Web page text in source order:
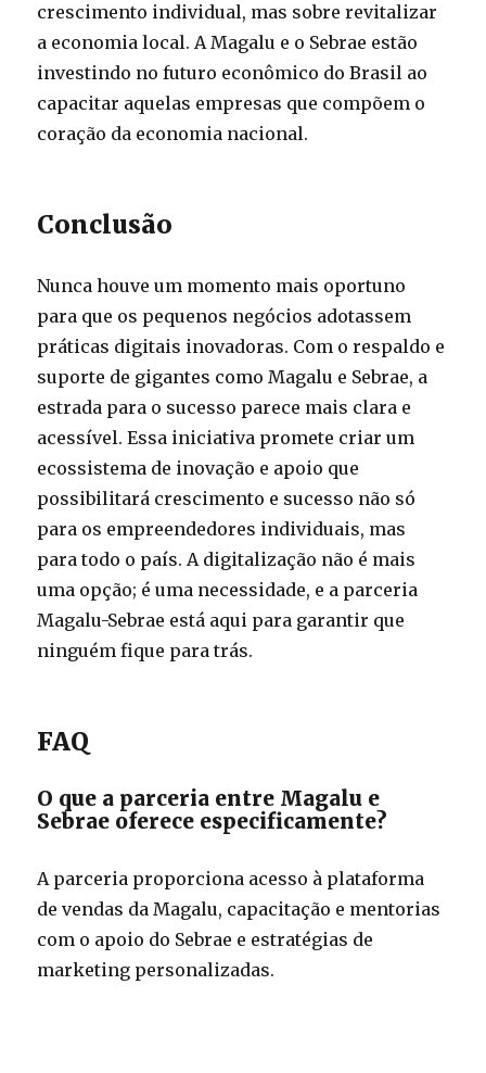
crescimento individual, mas sobre revitalizar
a economia local. A Magalu e o Sebrae estão
investindo no futuro econômico do Brasil ao
capacitar aquelas empresas que compõem o
coração da economia nacional.
Conclusão
Nunca houve um momento mais oportuno
para que os pequenos negócios adotassem
práticas digitais inovadoras. Com o respaldo e
suporte de gigantes como Magalu e Sebrae, a
estrada para o sucesso parece mais clara e
acessível. Essa iniciativa promete criar um
ecossistema de inovação e apoio que
possibilitará crescimento e sucesso não só
para os empreendedores individuais, mas
para todo o país. A digitalização não é mais
uma opção; é uma necessidade, e a parceria
Magalu-Sebrae está aqui para garantir que
ninguém fique para trás.
FAQ
O que a parceria entre Magalu e
Sebrae oferece especificamente?
A parceria proporciona acesso à plataforma
de vendas da Magalu, capacitação e mentorias
com o apoio do Sebrae e estratégias de
marketing personalizadas.